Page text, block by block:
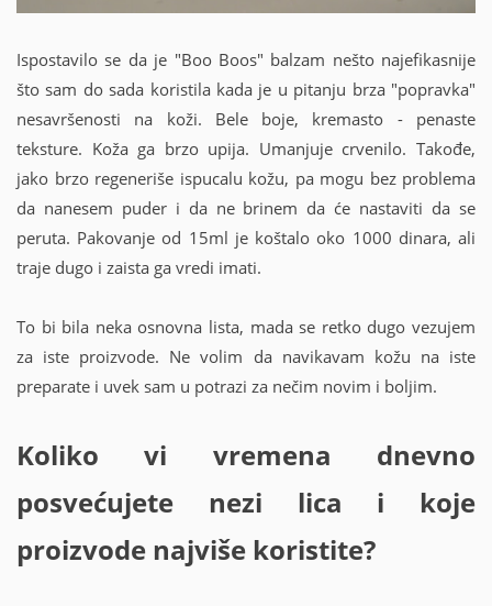
Ispostavilo se da je "Boo Boos" balzam nešto najefikasnije
što sam do sada koristila kada je u pitanju brza "popravka"
nesavršenosti na koži. Bele boje, kremasto - penaste
teksture. Koža ga brzo upija. Umanjuje crvenilo. Takođe,
jako brzo regeneriše ispucalu kožu, pa mogu bez problema
da nanesem puder i da ne brinem da će nastaviti da se
peruta. Pakovanje od 15ml je koštalo oko 1000 dinara, ali
traje dugo i zaista ga vredi imati.
To bi bila neka osnovna lista, mada se retko dugo vezujem
za iste proizvode. Ne volim da navikavam kožu na iste
preparate i uvek sam u potrazi za nečim novim i boljim.
Koliko vi vremena dnevno
posvećujete nezi lica i koje
proizvode najviše koristite?